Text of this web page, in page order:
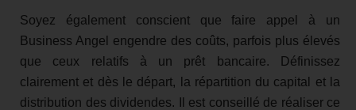
Soyez également conscient que faire appel à un
Business Angel engendre des coûts, parfois plus élevés
que ceux relatifs à un prêt bancaire. Définissez
clairement et dès le départ, la répartition du capital et la
distribution des dividendes. Il est conseillé de réaliser ce